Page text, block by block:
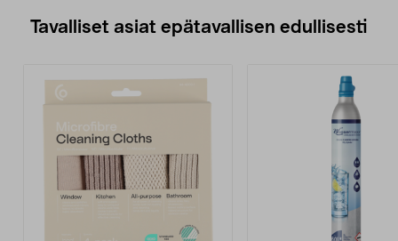
Tavalliset asiat epätavallisen edullisesti